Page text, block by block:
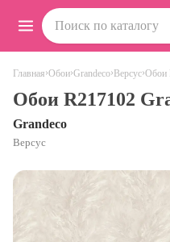
Главная›Обои›Grandeco› Версус›Обои
Обои R217102
Grandeco
Версус